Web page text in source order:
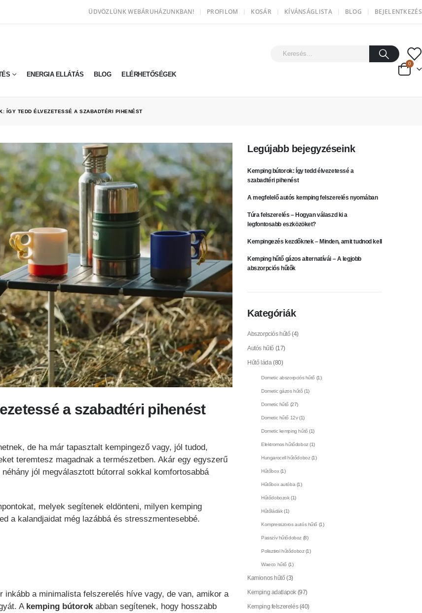
ÜDVÖZLÜNK WEBÁRUHÁZUNKBAN! PROFILOM KOSÁR KÍVÁNSÁGLISTA BLOG BEJELENTKEZÉS
ENERGIA ELLÁTÁS BLOG ELÉRHETŐSÉGEK
0
ÍGY TEDD ÉLVEZETESSÉ A SZABADTÉRI PIHENÉST
a szabadtéri pihenést
de ha már tapasztalt kempingező vagy, jól tudod,
teremtesz magadnak a természetben. Akár egy egyszerű
jól megválasztott bútorral sokkal komfortosabbá
melyek segítenek eldönteni, milyen kemping
a kalandjaidat még lazábbá és stresszmentesebbé.
a minimalista felszerelés híve vagy, de van, amikor a
A kemping bútorokabban segítenek, hogy hosszabb
Legújabb bejegyzéseink
Kemping bútorok: Így tedd élvezetessé a
szabadtéri pihenést
A megfelelő autós kemping felszerelés nyomában
Túra felszerelés – Hogyan válaszd ki a
legfontosabb eszközöket?
Kempingezés kezdőknek – Minden, amit tudnod kell
Kemping hűtő gázos alternatívái – A legjobb
abszorpciós hűtők
Kategóriák
Abszorpciós hűtő (4)
Autós hűtő (17)
Hűtő láda (80)
Dometic abszorpciós hűtő (1)
Dometic gázos hűtő (1)
Dometic hűtő (27)
Dometic hűtő 12v(1)
Dometic kemping hűtő (1)
Elektromos hűtődoboz(1)
Hungarocell hűtődoboz(1)
Hűtőbox(1)
Hűtőbox autóba (1)
Hűtődobozok(1)
Hűtőládák(1)
Kompresszoros autós hűtő (1)
Passzív hűtődoboz(8)
Polisztirol hűtődoboz(1)
Waeco hűtő (1)
Kamionos hűtő (3)
Kemping adatlapok(97)
Kemping felszerelés(40)